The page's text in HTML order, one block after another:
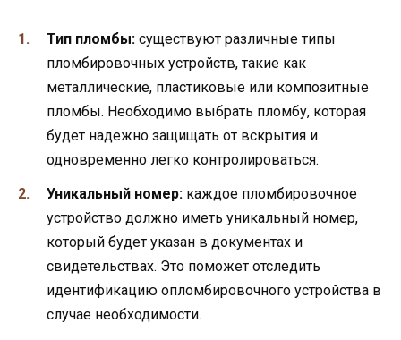
Тип пломбы: существуют различные типы
пломбировочных устройств, такие как
металлические, пластиковые или композитные
пломбы. Необходимо выбрать пломбу, которая
будет надежно защищать от вскрытия и
одновременно легко контролироваться.
Уникальный номер: каждое пломбировочное
устройство должно иметь уникальный номер,
который будет указан в документах и
свидетельствах. Это поможет отследить
идентификацию опломбировочного устройства в
случае необходимости.